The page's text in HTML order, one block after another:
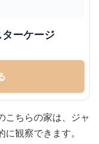
ーケージ
こちらの家は、ジャ
観察できます。